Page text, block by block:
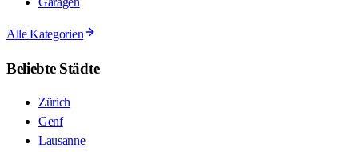
Alle Kategorien
Beliebte Städte
Zürich
Genf
Lausanne